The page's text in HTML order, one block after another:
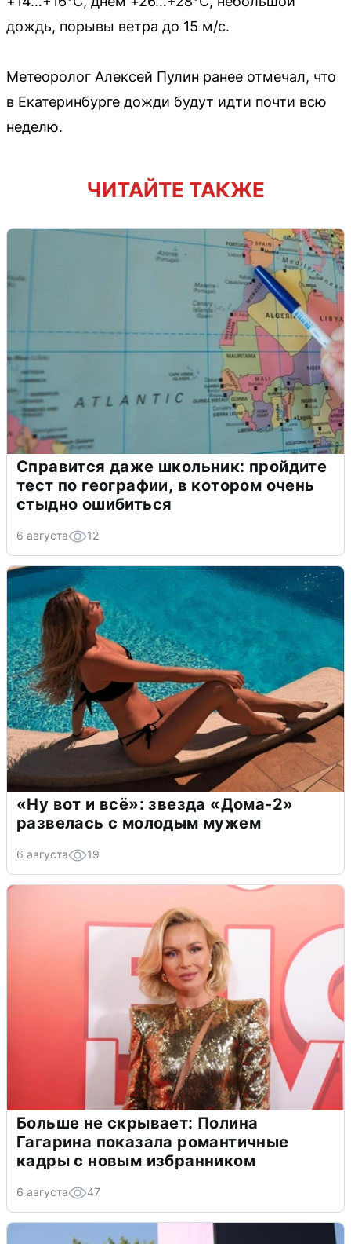
дождь, порывы ветра до 15 м/с.
Метеоролог Алексей Пулин ранее отмечал, что
в Екатеринбурге дожди будут идти почти всю
неделю.
ЧИТАЙТЕ ТАКЖЕ
Справится даже школьник: пройдите
тест по географии, в котором очень
стыдно ошибиться
6 августа 12
«Ну вот и всё»: звезда «Дома-2»
развелась с молодым мужем
6 августа 19
Больше не скрывает: Полина
Гагарина показала романтичные
кадры с новым избранником
6 августа 47